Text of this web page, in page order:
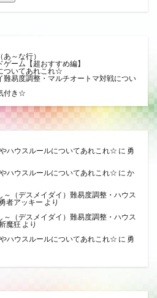
～な行）
ーム【超おすすめ編】
ついてあれこれ☆
難易度調整・マルチオートマ対戦につい
付き☆
ハウスルールについてあれこれ☆ に 勇
ハウスルールについてあれこれ☆ に か
（デスメイダイ）難易度調整・ハウス
勇者アッキー より
（デスメイダイ）難易度調整・ハウス
魔狂 より
ハウスルールについてあれこれ☆ に 勇